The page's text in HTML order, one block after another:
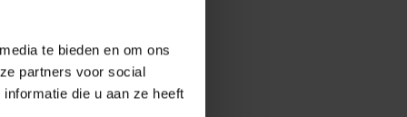
te bieden en om ons
partners voor social
die u aan ze heeft